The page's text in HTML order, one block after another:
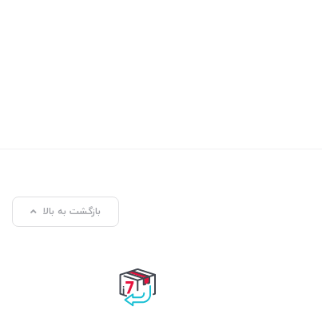
بازگشت به بالا